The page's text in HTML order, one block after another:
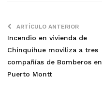
ARTÍCULO ANTERIOR
Incendio en vivienda de
Chinquihue moviliza a tres
compañías de Bomberos en
Puerto Montt